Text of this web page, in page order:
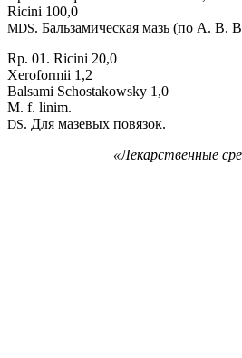
Ricini 100,0
MDS. Бальзамическая мазь (по А. В.
Rp. 01. Ricini 20,0
Xeroformii 1,2
Balsami Schostakowsky 1,0
M. f. linim.
DS. Для мазевых повязок.
«Лекарственные